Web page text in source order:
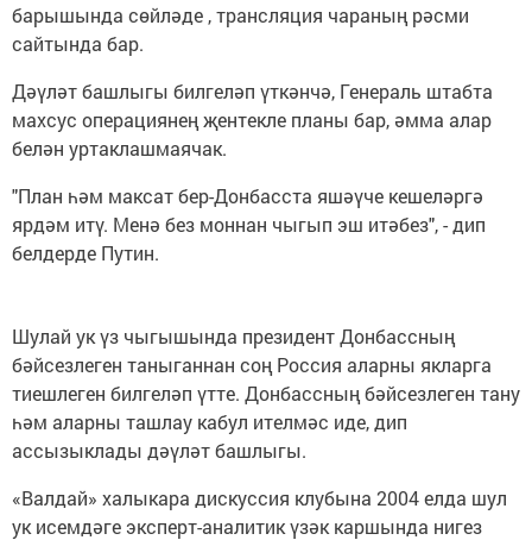
барышында сөйләде , трансляция чараның рәсми
сайтында бар.
Дәүләт башлыгы билгеләп үткәнчә, Генераль штабта
махсус операциянең җентекле планы бар, әмма алар
белән уртаклашмаячак.
"План һәм максат бер-Донбасста яшәүче кешеләргә
ярдәм итү. Менә без моннан чыгып эш итәбез", - дип
белдерде Путин.
Шулай ук үз чыгышында президент Донбассның
бәйсезлеген таныганнан соң Россия аларны якларга
тиешлеген билгеләп үтте. Донбассның бәйсезлеген тану
һәм аларны ташлау кабул ителмәс иде, дип
ассызыклады дәүләт башлыгы.
«Валдай» халыкара дискуссия клубына 2004 елда шул
ук исемдәге эксперт-аналитик үзәк каршында нигез